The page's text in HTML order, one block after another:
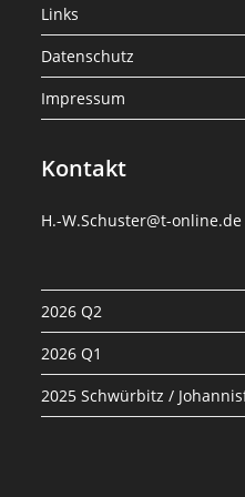
Links
Datenschutz
Impressum
Kontakt
H.-W.Schuster@t-online.de
2026 Q2
2026 Q1
2025 Schwürbitz /